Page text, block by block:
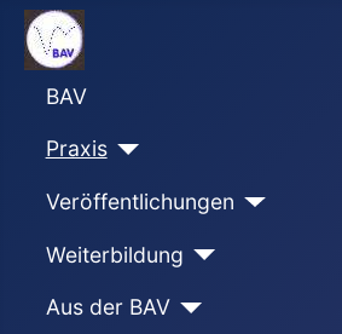
BAV
Praxis
Veröffentlichungen
Weiterbildung
Aus der BAV